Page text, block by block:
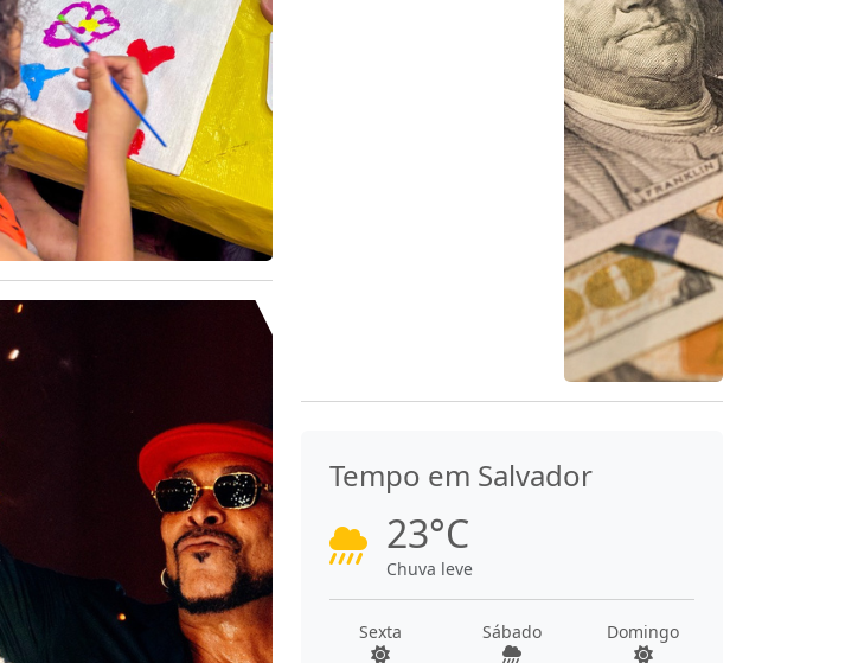
Tempo em Salvador
23°C
Chuva leve
Sexta Sábado Domingo